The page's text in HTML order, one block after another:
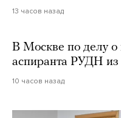
13 часов назад
В Москве по делу
аспиранта РУДН из
10 часов назад